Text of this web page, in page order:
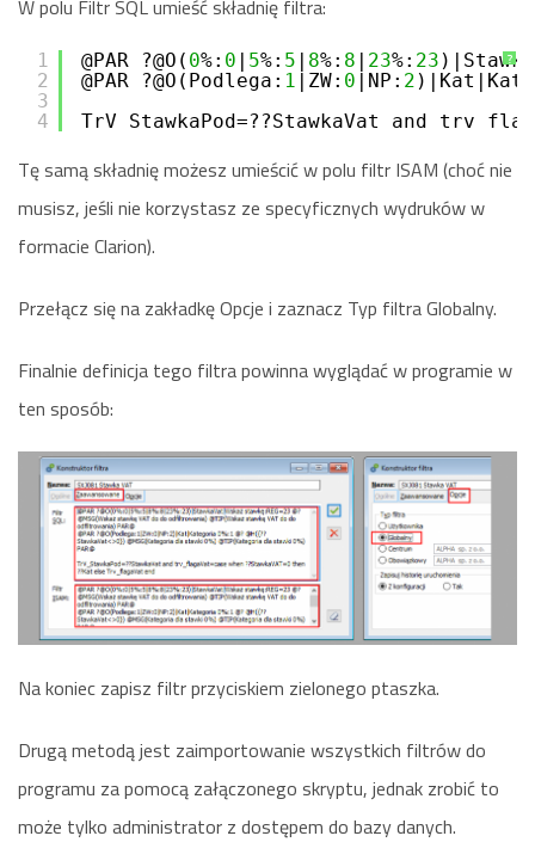
W polu Filtr SQL umieść składnię filtra:
?
1
2
3
4
@PAR ?@O( 0%: 0 | 5%: 5 | 8%: 8 | 23%: 23
@PAR ?@O(Podlega: 1 |ZW: 0 |NP: 2
TrV_StawkaPod=??StawkaVat and
Tę samą składnię możesz umieścić w polu filtr ISAM (choć nie
musisz, jeśli nie korzystasz ze specyficznych wydruków w
formacie Clarion).
Przełącz się na zakładkę Opcje i zaznacz Typ filtra Globalny.
Finalnie definicja tego filtra powinna wyglądać w programie w
ten sposób:
Na koniec zapisz filtr przyciskiem zielonego ptaszka.
Drugą metodą jest zaimportowanie wszystkich filtrów do
programu za pomocą załączonego skryptu, jednak zrobić to
może tylko administrator z dostępem do bazy danych.